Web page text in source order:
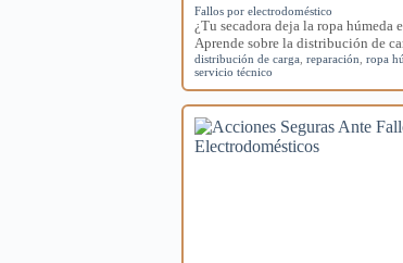
Fallos por electrodoméstico
¿Tu secadora deja la ropa húmeda
Aprende sobre la distribución de
distribución de carga ,reparación ,ropa
servicio técnico